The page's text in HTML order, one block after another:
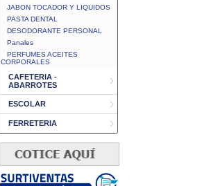
JABON TOCADOR Y LIQUIDOS
PASTA DENTAL
DESODORANTE PERSONAL
Panales
PERFUMES ACEITES
CORPORALES
CAFETERIA -
ABARROTES
ESCOLAR
FERRETERIA